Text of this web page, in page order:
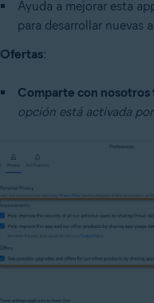
Ayuda a mejorar esta
para desarrollar nuevas
Ofertas:
Comparte con nosotros
opción está activada